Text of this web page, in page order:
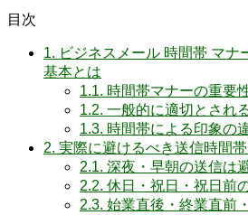
目次
1. ビジネスメール 時間帯 マナ
基本とは
1.1. 時間帯マナーの重要
1.2. 一般的に適切とされ
1.3. 時間帯による印象の
2. 実際に避けるべき送信時間
2.1. 深夜・早朝の送信は
2.2. 休日・祝日・祝日前
2.3. 始業直後・終業直前